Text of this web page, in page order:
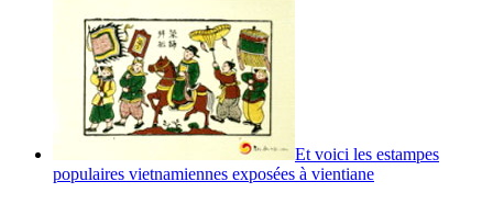
Et voici les estampes
populaires vietnamiennes exposées à vientiane